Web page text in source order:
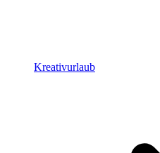
Kreativurlaub